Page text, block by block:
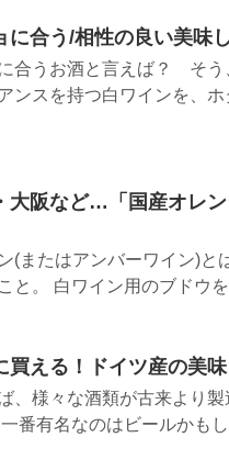
に合う/相性の良い美味
合うお酒と言えば？ そ
ンスを持つ白ワインを、
大阪など…「国産オレ
(またはアンバーワイン)と
と。 白ワイン用のブドウ
買える！ドイツ産の美
、様々な酒類が古来より
番有名なのはビールかも